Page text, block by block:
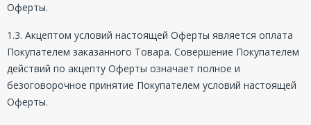
Оферты.
1.3. Акцептом условий настоящей Оферты является оплата
Покупателем заказанного Товара. Совершение Покупателем
действий по акцепту Оферты означает полное и
безоговорочное принятие Покупателем условий настоящей
Оферты.